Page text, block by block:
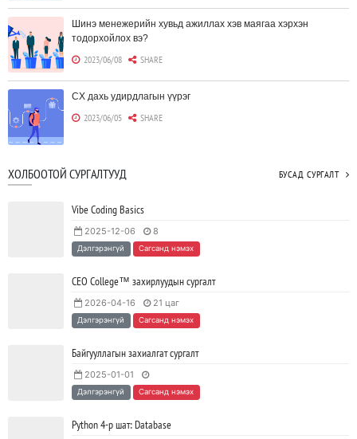
Шинэ менежерийн хувьд ажиллах хэв маягаа хэрхэн
тодорхойлох вэ?
2023/06/08 SHARE
CX дахь удирдлагын үүрэг
2023/06/05 SHARE
Борлуулагчид "ЮҮЛҮҮР"-т төвлөрөх шаардлагагүй болж
2023/06/02
Тодорхойгүй цаг үед CEO нар хэрхэн инновацийг дэмжих вэ?
JAVA программчлалын хэлний олимпиад амжилттай зохион
байгуулагдлаа.
2023/05/15 SHARE
Java VS Python: Аль хэлийг түрүүлж сурах вэ?
ХОЛБООТОЙ СУРГАЛТУУД БУСАД СУРГАЛТ
Vibe Coding Basics
2025-12-06 8
Дэлгэрэнгүй Сагсанд нэмэх
CEO College™ захирлуудын сургалт
2026-04-16 21 цаг
Дэлгэрэнгүй Сагсанд нэмэх
Байгууллагын захиалгат сургалт
2025-01-01
Дэлгэрэнгүй Сагсанд нэмэх
Python 4-р шат: Database